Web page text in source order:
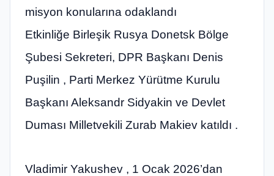
misyon konularına odaklandı
Etkinliğe Birleşik Rusya Donetsk Bölge
Şubesi Sekreteri, DPR Başkanı Denis
Puşilin , Parti Merkez Yürütme Kurulu
Başkanı Aleksandr Sidyakin ve Devlet
Duması Milletvekili Zurab Makiev katıldı .
Vladimir Yakushev , 1 Ocak 2026’dan